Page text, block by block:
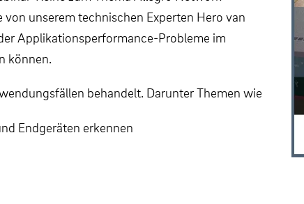
unserem technischen Experten Hero van
Applikationsperformance-Probleme im
können.
behandelt. Darunter Themen wie
Endgeräten erkennen